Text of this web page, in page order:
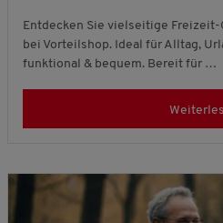
Entdecken Sie vielseitige
bei Vorteilshop. Ideal für Alltag,
funktional & bequem. Bereit für …